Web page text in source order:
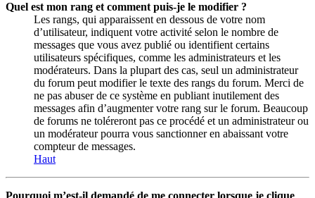
Quel est mon rang et comment puis-je le modifier ?
Les rangs, qui apparaissent en dessous de votre nom
d’utilisateur, indiquent votre activité selon le nombre de
messages que vous avez publié ou identifient certains
utilisateurs spécifiques, comme les administrateurs et les
modérateurs. Dans la plupart des cas, seul un administrateur
du forum peut modifier le texte des rangs du forum. Merci de
ne pas abuser de ce système en publiant inutilement des
messages afin d’augmenter votre rang sur le forum. Beaucoup
de forums ne toléreront pas ce procédé et un administrateur ou
un modérateur pourra vous sanctionner en abaissant votre
compteur de messages.
Haut
Pourquoi m’est-il demandé de me connecter lorsque je clique